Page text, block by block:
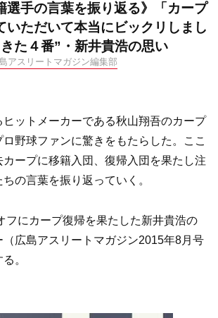
選手の言葉を振り返る》「カープ
いただいて本当にビックリしまし
た４番”・新井貴浩の思い
アスリートマガジン編集部
ットメーカーである秋山翔吾のカープ
野球ファンに驚きをもたらした。ここ
ープに移籍入団、復帰入団を果たし注
の言葉を振り返っていく。
にカープ復帰を果たした新井貴浩の
広島アスリートマガジン2015年8月号
。